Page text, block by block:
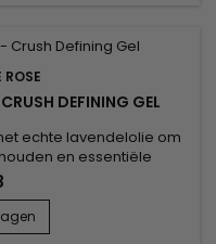
ROSE
DEFINING GEL
echte lavendelolie om
en essentiële
Definieer je krullen
met olie verrijkte styling
en echte lavendel is
en langer in model te